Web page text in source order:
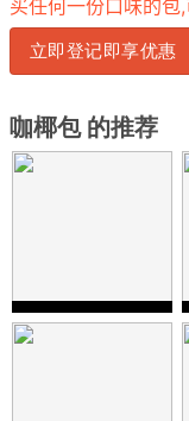
买任何一份口味的包,
立即登记即享优惠
咖椰包 的推荐